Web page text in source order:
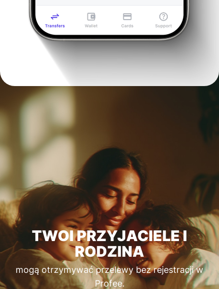
TWOI PRZYJACIELE I
RODZINA
mogą otrzymywać przelewy bez rejestracji w
Profee.